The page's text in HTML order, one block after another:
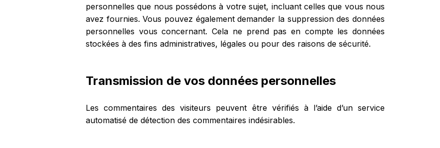
personnelles que nous possédons à votre sujet, incluant celles que vous nous
avez fournies. Vous pouvez également demander la suppression des données
personnelles vous concernant. Cela ne prend pas en compte les données
stockées à des fins administratives, légales ou pour des raisons de sécurité.
Transmission de vos données personnelles
Les commentaires des visiteurs peuvent être vérifiés à l’aide d’un service
automatisé de détection des commentaires indésirables.